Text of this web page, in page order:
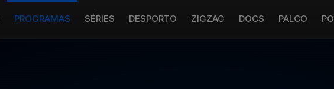
PROGRAMAS SÉRIES DESPORTO ZIGZAG DOCS PALCO